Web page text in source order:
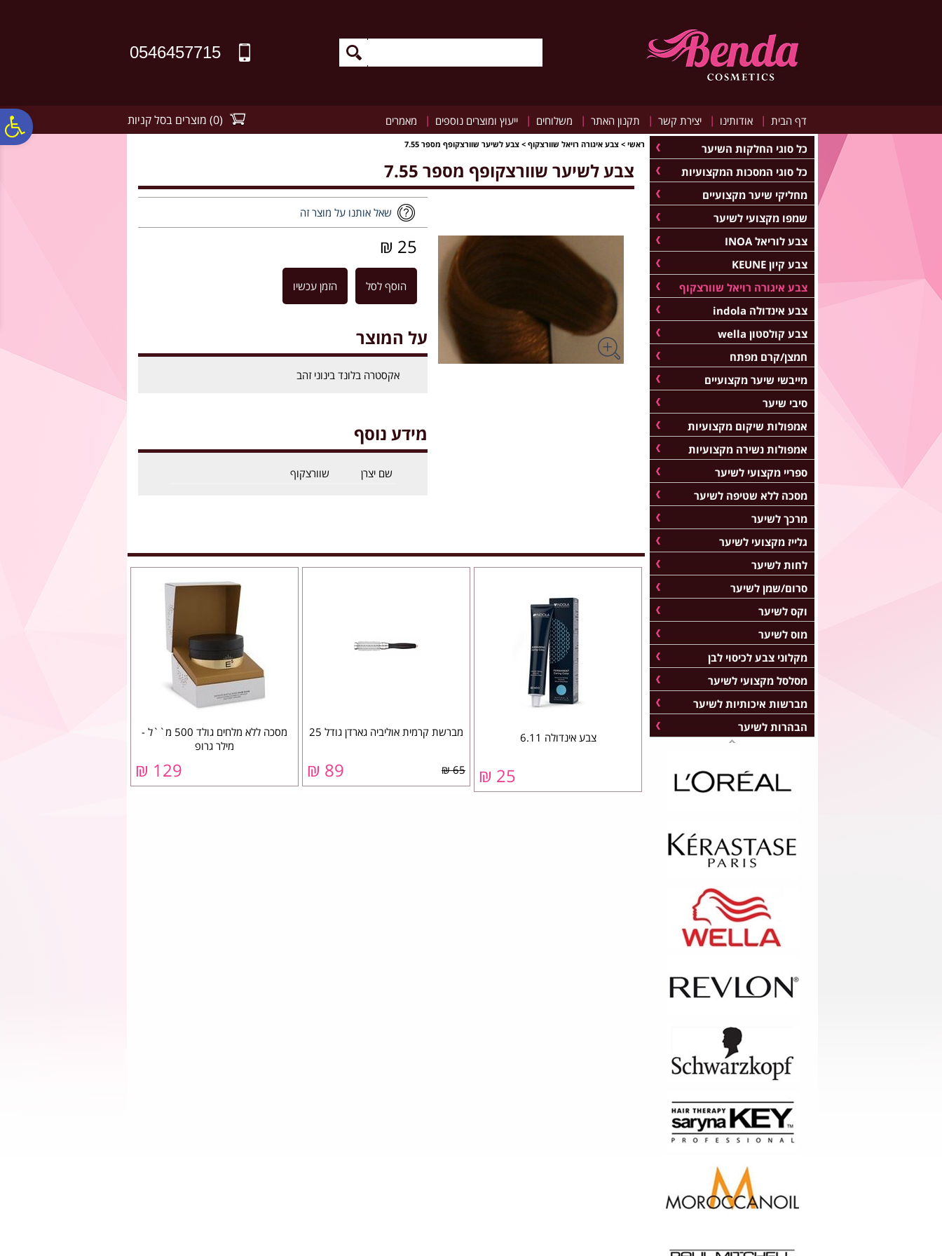
0546457715
דף הבית | אודותינו | יצירת קשר | תקנון האתר | משלוחים | ייעוץ ומוצרים נוספים | מאמרים (
0
) מוצרים בסל קניות
ראשי > צבע איגורה רויאל שוורצקוף > צבע לשיער שוורצקופף מספר 7.55
צבע לשיער שוורצקופף מספר 7.55
שאל אותנו על מוצר זה
25 ₪
הוסף לסל הזמן עכשיו
על המוצר
אקסטרה בלונד בינוני זהב
מידע נוסף
שם יצרן שוורצקוף
צבע אינדולה 6.11
25 ₪
מברשת קרמית אוליביה גארדן גודל 25
65 ₪
89 ₪
מסכה ללא מלחים גולד 500 מ``ל -
מילר גרופ
129 ₪
כל סוגי החלקות השיער
כל סוגי המסכות המקצועיות
מחליקי שיער מקצועיים
שמפו מקצועי לשיער
צבע לוריאל INOA
צבע קיון KEUNE
צבע איגורה רויאל שוורצקוף
צבע אינדולה indola
צבע קולסטון wella
חמצן/קרם מפתח
מייבשי שיער מקצועיים
סיבי שיער
אמפולות שיקום מקצועיות
אמפולות נשירה מקצועיות
ספריי מקצועי לשיער
מסכה ללא שטיפה לשיער
מרכך לשיער
גלייז מקצועי לשיער
לחות לשיער
סרום/שמן לשיער
וקס לשיער
מוס לשיער
מקלוני צבע לכיסוי לבן
מסלסל מקצועי לשיער
מברשות איכותיות לשיער
הבהרות לשיער